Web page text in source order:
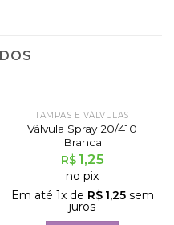
TAMPAS E VÁLVULAS
Válvula Spray 20/410
Branca
R$1,25
no pix
Em até 1x de R$ 1,25sem
juros